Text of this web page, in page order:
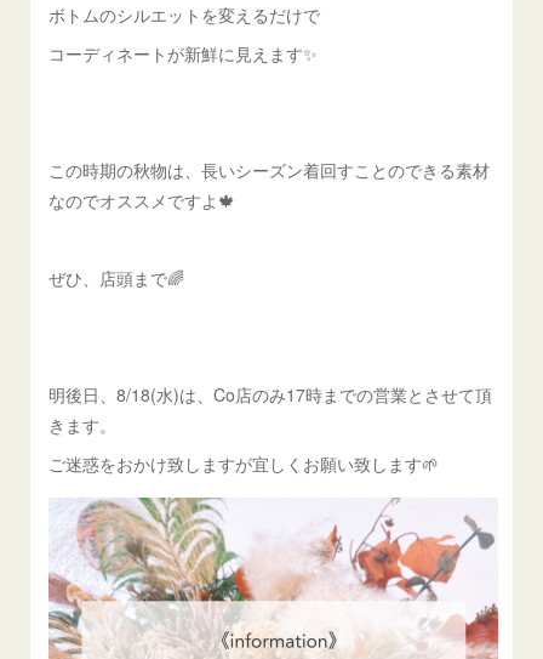
ボトムのシルエットを変えるだけで
コーディネートが新鮮に見えます✨
この時期の秋物は、長いシーズン着回すことのできる素材
なのでオススメですよ🍁
ぜひ、店頭まで🌈
明後日、8/18(水)は、Co店のみ17時までの営業とさせて頂
きます。
ご迷惑をおかけ致しますが宜しくお願い致します🌱